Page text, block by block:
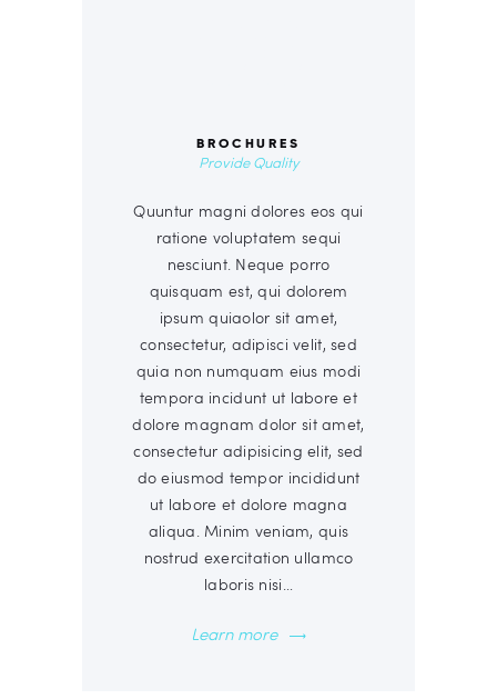
BROCHURES
Provide Quality
Quuntur magni dolores eos qui
ratione voluptatem sequi
nesciunt. Neque porro
quisquam est, qui dolorem
ipsum quiaolor sit amet,
consectetur, adipisci velit, sed
quia non numquam eius modi
tempora incidunt ut labore et
dolore magnam dolor sit amet,
consectetur adipisicing elit, sed
do eiusmod tempor incididunt
ut labore et dolore magna
aliqua. Minim veniam, quis
nostrud exercitation ullamco
laboris nisi…
Learn more